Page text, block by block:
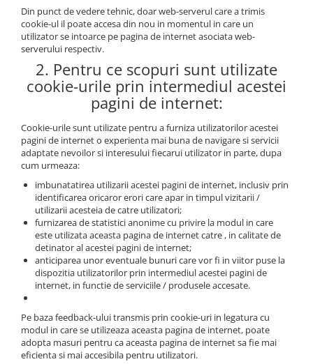
Din punct de vedere tehnic, doar web-serverul care a trimis
cookie-ul il poate accesa din nou in momentul in care un
utilizator se intoarce pe pagina de internet asociata web-
serverului respectiv.
2. Pentru ce scopuri sunt utilizate
cookie-urile prin intermediul acestei
pagini de internet:
Cookie-urile sunt utilizate pentru a furniza utilizatorilor acestei
pagini de internet o experienta mai buna de navigare si servicii
adaptate nevoilor si interesului fiecarui utilizator in parte, dupa
cum urmeaza:
imbunatatirea utilizarii acestei pagini de internet, inclusiv prin
identificarea oricaror erori care apar in timpul vizitarii /
utilizarii acesteia de catre utilizatori;
furnizarea de statistici anonime cu privire la modul in care
este utilizata aceasta pagina de internet catre , in calitate de
detinator al acestei pagini de internet;
anticiparea unor eventuale bunuri care vor fi in viitor puse la
dispozitia utilizatorilor prin intermediul acestei pagini de
internet, in functie de serviciile / produsele accesate.
Pe baza feedback-ului transmis prin cookie-uri in legatura cu
modul in care se utilizeaza aceasta pagina de internet, poate
adopta masuri pentru ca aceasta pagina de internet sa fie mai
eficienta si mai accesibila pentru utilizatori.